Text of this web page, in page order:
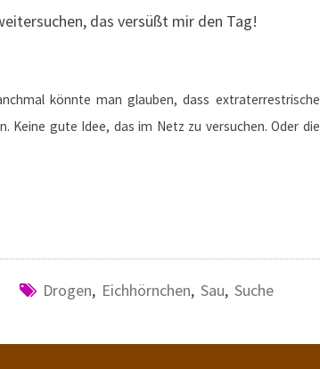
das versüßt mir den Tag!
könnte man glauben, dass extraterrestrische
Keine gute Idee, das im Netz zu versuchen. Oder die
Drogen, Eichhörnchen, Sau, Suche